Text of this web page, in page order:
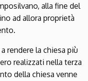
alla fine del
ad allora proprietà
rendere la chiesa più
realizzati nella terza
della chiesa venne